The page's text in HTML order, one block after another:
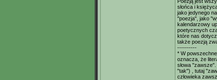
słońca i
jako jedynego
"poezja", jako
kalendarzowy
poetycznych
które nas
także poezją
----------
* W
oznacza, że
słowa
"tak") , tutaj
człowieka